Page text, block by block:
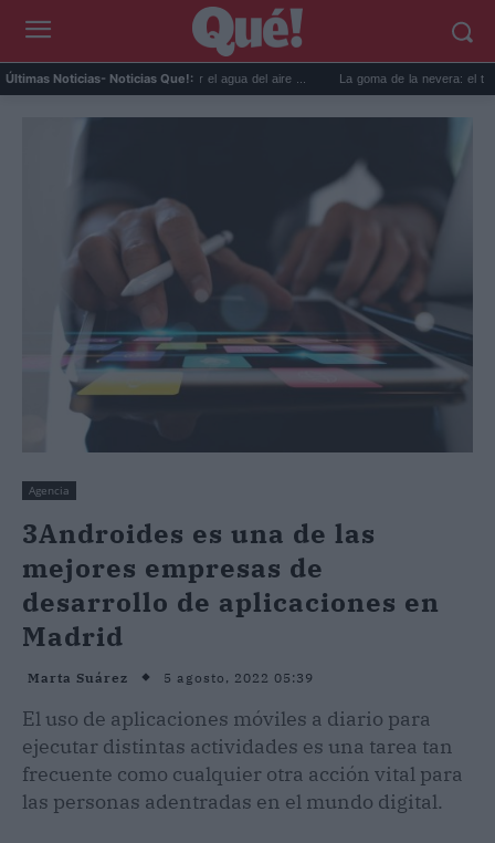
Últimas Noticias- Noticias Que!:
prácticos para reutilizar el agua del aire ... La goma de la nevera: el truco del
Agencia
3Androides es una de las
mejores empresas de
desarrollo de aplicaciones en
Madrid
Marta Suárez 5 agosto, 2022 05:39
El uso de aplicaciones móviles a diario para
ejecutar distintas actividades es una tarea tan
frecuente como cualquier otra acción vital para
las personas adentradas en el mundo digital.